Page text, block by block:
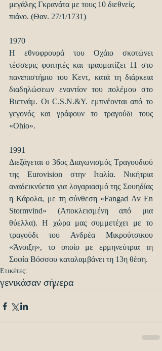
μεγάλης Γκρανάτα με τους 10 διεθνείς.
πιάνο. (Θαν. 27/1/1731)
1970
Η εθνοφρουρά του Οχάιο σκοτώνει
τέσσερις φοιτητές και τραυματίζει 11 στο
πανεπιστήμιο του Κεντ, κατά τη διάρκεια
διαδηλώσεων εναντίον του πολέμου στο
Βιετνάμ. Οι C.S.N.&Y. εμπνέονται από το
γεγονός και γράφουν το τραγούδι τους
«Ohio».
1991
Διεξάγεται ο 36ος Διαγωνισμός Τραγουδιού
της Eurovision στην Ιταλία. Νικήτρια
αναδεικνύεται για λογαριασμό της Σουηδίας
η Κάρολα, με τη σύνθεση «Fangad Av En
Stormvind» (Αποκλεισμένη από μια
θύελλα). Η χώρα μας συμμετέχει με το
τραγούδι του Ανδρέα Μικρούτσικου
«Άνοιξη», το οποίο με ερμηνεύτρια τη
Σοφία Βόσσου καταλαμβάνει τη 13η θέση.
Ετικέτες:
γενικάσαν σήμερα